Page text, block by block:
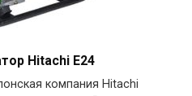
Hitachi E24
компания Hitachi